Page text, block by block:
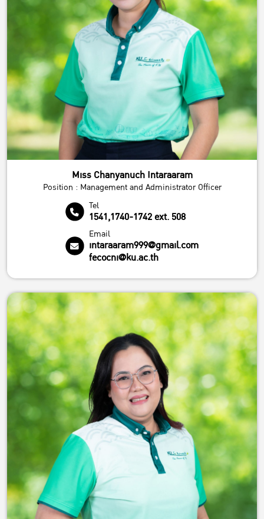
Miss Chanyanuch Intaraaram
Position : Management and Administrator Officer
Tel
1541,1740-1742 ext. 508
Email
intaraaram999@gmail.com
fecocni@ku.ac.th